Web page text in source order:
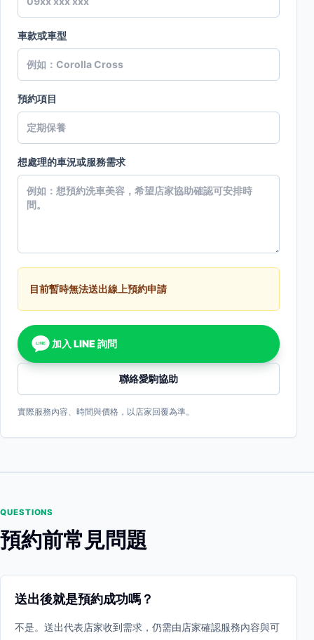
車款或車型
預約項目
想處理的車況或服務需求
目前暫時無法送出線上預約申請
LINE 加入 LINE 詢問
聯絡愛駒協助
實際服務內容、時間與價格，以店家回覆為準。
QUESTIONS
預約前常見問題
送出後就是預約成功嗎？
不是。送出代表店家收到需求，仍需由店家確認服務內容與可